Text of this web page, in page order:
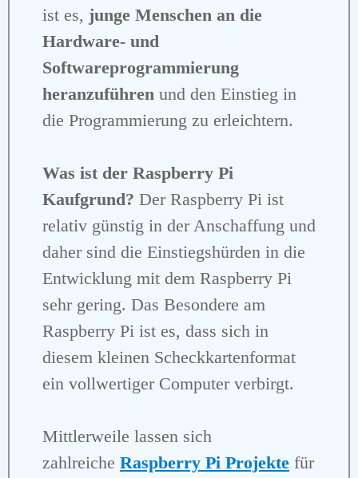
ist es, junge Menschen an die
Hardware- und
Softwareprogrammierung
heranzuführen und den Einstieg in
die Programmierung zu erleichtern.
Was ist der Raspberry Pi
Kaufgrund? Der Raspberry Pi ist
relativ günstig in der Anschaffung und
daher sind die Einstiegshürden in die
Entwicklung mit dem Raspberry Pi
sehr gering. Das Besondere am
Raspberry Pi ist es, dass sich in
diesem kleinen Scheckkartenformat
ein vollwertiger Computer verbirgt.
Mittlerweile lassen sich
zahlreiche Raspberry Pi Projekte für